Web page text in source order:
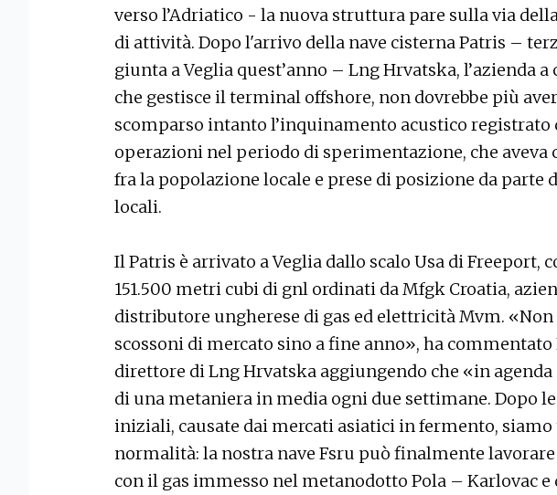
verso l’Adriatico - la nuova struttura pare sulla via
di attività. Dopo l'arrivo della nave cisterna Patris –
giunta a Veglia quest’anno – Lng Hrvatska, l’azienda
che gestisce il terminal offshore, non dovrebbe più
scomparso intanto l’inquinamento acustico registrato
operazioni nel periodo di sperimentazione, che aveva
fra la popolazione locale e prese di posizione da parte
locali.
Il Patris è arrivato a Veglia dallo scalo Usa di Freeport,
151.500 metri cubi di gnl ordinati da Mfgk Croatia,
distributore ungherese di gas ed elettricità Mvm.
scossoni di mercato sino a fine anno», ha commentato
direttore di Lng Hrvatska aggiungendo che «in
di una metaniera in media ogni due settimane. Dopo
iniziali, causate dai mercati asiatici in fermento,
normalità: la nostra nave Fsru può finalmente
con il gas immesso nel metanodotto Pola – Karlovac e